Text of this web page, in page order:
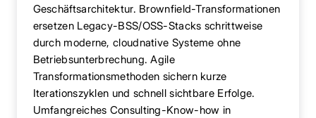
Geschäftsarchitektur. Brownfield-Transformationen
ersetzen Legacy-BSS/OSS-Stacks schrittweise
durch moderne, cloudnative Systeme ohne
Betriebsunterbrechung. Agile
Transformationsmethoden sichern kurze
Iterationszyklen und schnell sichtbare Erfolge.
Umfangreiches Consulting-Know-how in